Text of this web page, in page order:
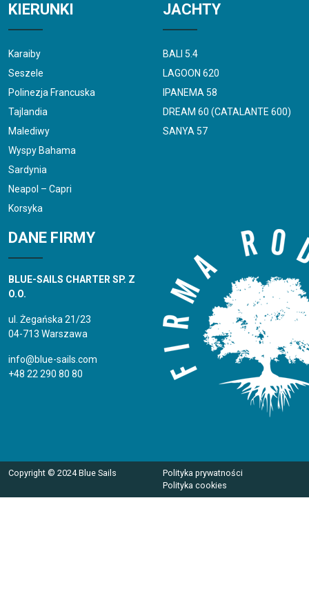
KIERUNKI
Karaiby
Seszele
Polinezja Francuska
Tajlandia
Malediwy
Wyspy Bahama
Sardynia
Neapol – Capri
Korsyka
JACHTY
BALI 5.4
LAGOON 620
IPANEMA 58
DREAM 60 (CATALANTE 600)
SANYA 57
DANE FIRMY
BLUE-SAILS CHARTER SP. Z
O.O.
ul. Żegańska 21/23
04-713 Warszawa
info@blue-sails.com
+48 22 290 80 80
Copyright © 2024 Blue Sails
Polityka prywatności
Polityka cookies